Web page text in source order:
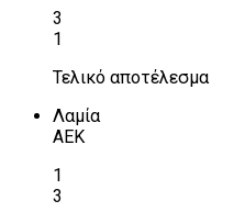
3
1
Τελικό αποτέλεσμα
Λαμία
ΑΕΚ
1
3